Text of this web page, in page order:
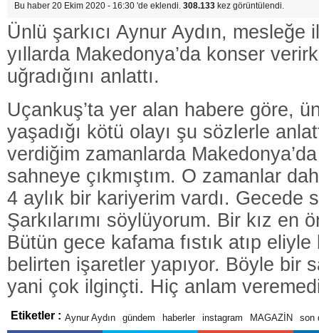
Bu haber 20 Ekim 2020 - 16:30 'de eklendi. 308.133 kez görüntülendi.
Ünlü şarkıcı Aynur Aydın, mesleğe
yıllarda Makedonya’da konser
uğradığını anlattı.
Uçankuş’ta yer alan habere göre,
yaşadığı kötü olayı şu sözlerle
verdiğim zamanlarda
sahneye çıkmıştım. O zamanlar
4 aylık bir kariyerim vardı. Gecede
Şarkılarımı söylüyorum. Bir kız en
Bütün gece kafama fıstık atıp
belirten işaretler yapıyor. Böyle bir
yani çok ilginçti. Hiç anlam
Etiketler : Aynur Aydın gündem haberler instagram MAGAZİN son